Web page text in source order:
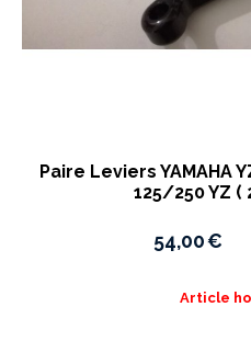
Paire Leviers YAMAHA
125/250 YZ (
54,00€
Article